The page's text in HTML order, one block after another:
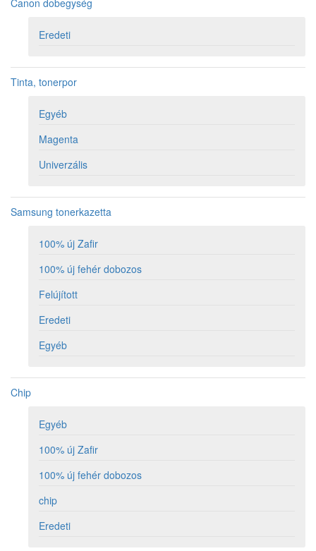
Canon dobegység
Eredeti
Tinta, tonerpor
Egyéb
Magenta
Univerzális
Samsung tonerkazetta
100% új Zafir
100% új fehér dobozos
Felújított
Eredeti
Egyéb
Chip
Egyéb
100% új Zafir
100% új fehér dobozos
chip
Eredeti